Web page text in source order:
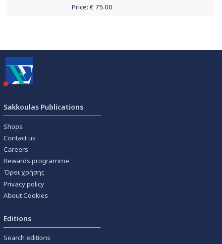
Price: € 75.00
Sakkoulas Publications
Shops
Contact us
Careers
Rewards programme
Όροι χρήσης
Privacy policy
About Cookies
Editions
Search editions